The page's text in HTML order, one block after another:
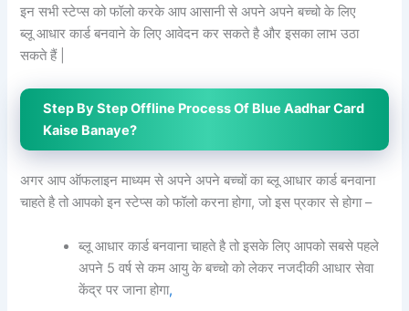
इन सभी स्टेप्स को फॉलो करके आप आसानी से अपने अपने बच्चो के लिए
ब्लू आधार कार्ड बनवाने के लिए आवेदन कर सकते है और इसका लाभ उठा
सकते हैं |
Step By Step Offline Process Of Blue Aadhar Card
Kaise Banaye?
अगर आप ऑफलाइन माध्यम से अपने अपने बच्चों का ब्लू आधार कार्ड बनवाना
चाहते है तो आपको इन स्टेप्स को फॉलो करना होगा, जो इस प्रकार से होगा –
ब्लू आधार कार्ड बनवाना चाहते है तो इसके लिए आपको सबसे पहले
अपने 5 वर्ष से कम आयु के बच्चो को लेकर नजदीकी आधार सेवा
केंद्र पर जाना होगा,